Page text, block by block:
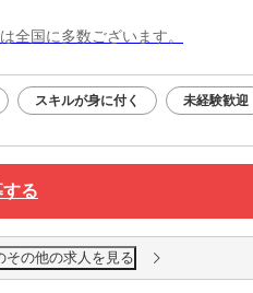
全国に多数ございます。
スキルが身に付く 未経験歓迎
る
その他の求人を見る